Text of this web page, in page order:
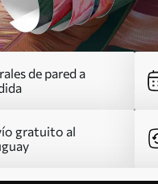
de pared a
gratuito al